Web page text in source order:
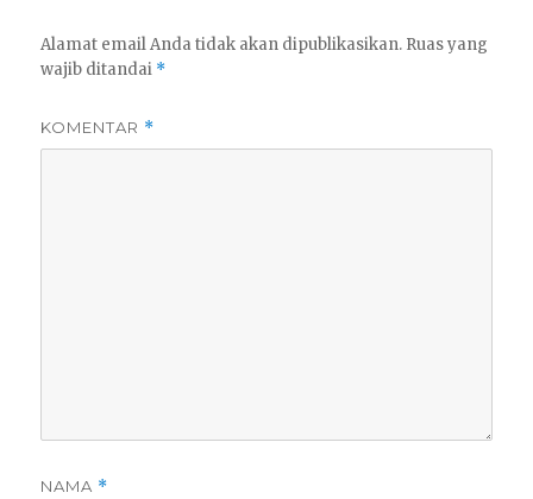
Alamat email Anda tidak akan dipublikasikan. Ruas yang
wajib ditandai *
KOMENTAR *
NAMA *